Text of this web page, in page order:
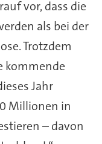
vor, dass die
als bei der
Trotzdem
kommende
Jahr
Millionen in
– davon